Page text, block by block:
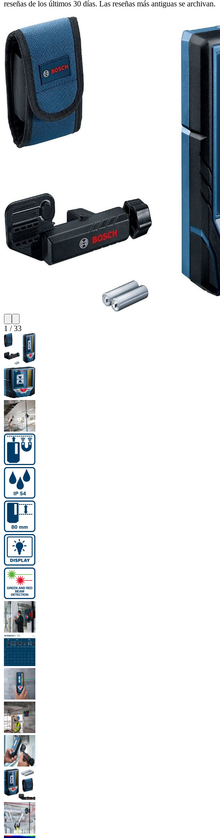
reseñas de los últimos 30 días. Las reseñas más antiguas se archivan.
1 /33